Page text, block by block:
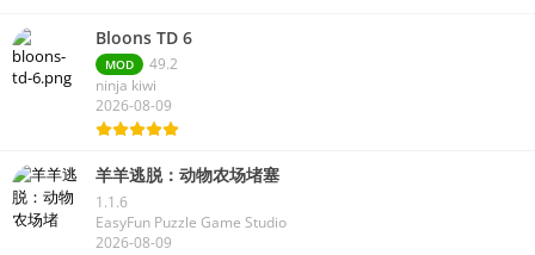
Bloons TD 6
MOD
49.2
ninja kiwi
2026-08-09
羊羊逃脱：动物农场堵塞
1.1.6
EasyFun Puzzle Game Studio
2026-08-09